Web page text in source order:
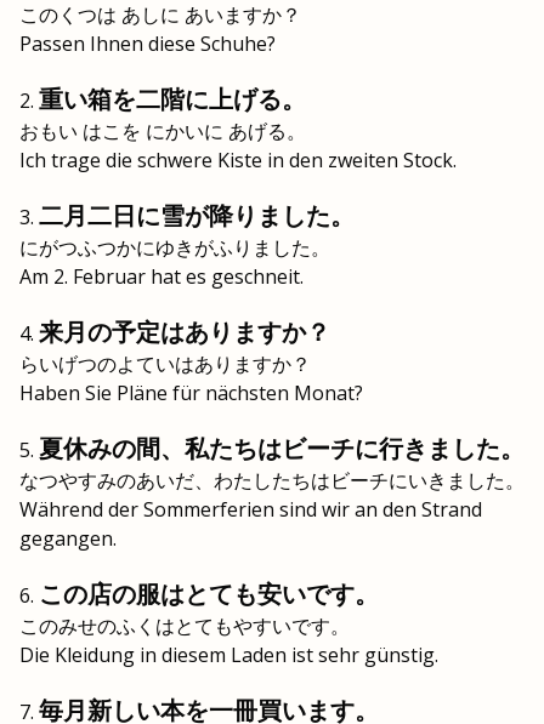
このくつは あしに あいますか？
Passen Ihnen diese Schuhe?
重い箱を二階に上げる。
おもい はこを にかいに あげる。
Ich trage die schwere Kiste in den zweiten Stock.
二月二日に雪が降りました。
にがつふつかにゆきがふりました。
Am 2. Februar hat es geschneit.
来月の予定はありますか？
らいげつのよていはありますか？
Haben Sie Pläne für nächsten Monat?
夏休みの間、私たちはビーチに行きました。
なつやすみのあいだ、わたしたちはビーチにいきました。
Während der Sommerferien sind wir an den Strand
gegangen.
この店の服はとても安いです。
このみせのふくはとてもやすいです。
Die Kleidung in diesem Laden ist sehr günstig.
毎月新しい本を一冊買います。